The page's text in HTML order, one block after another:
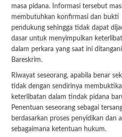
masa pidana. Informasi tersebut
membutuhkan konfirmasi dan bukti
pendukung sehingga tidak dapat
dasar untuk menyimpulkan
dalam perkara yang saat ini ditangani
Bareskrim.
Riwayat seseorang, apabila benar
tidak dengan sendirinya
keterlibatan dalam tindak pidana
Penentuan seseorang sebagai
berdasarkan proses penyidikan dan
sebagaimana ketentuan hukum.